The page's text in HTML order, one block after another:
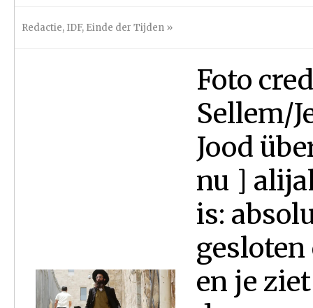
Redactie, IDF, Einde der Tijden »
Foto
Sellem/
Jood
nu ]
is:
en je